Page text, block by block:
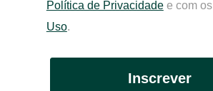
Política de Privacidadee com os
Uso.
Inscrever